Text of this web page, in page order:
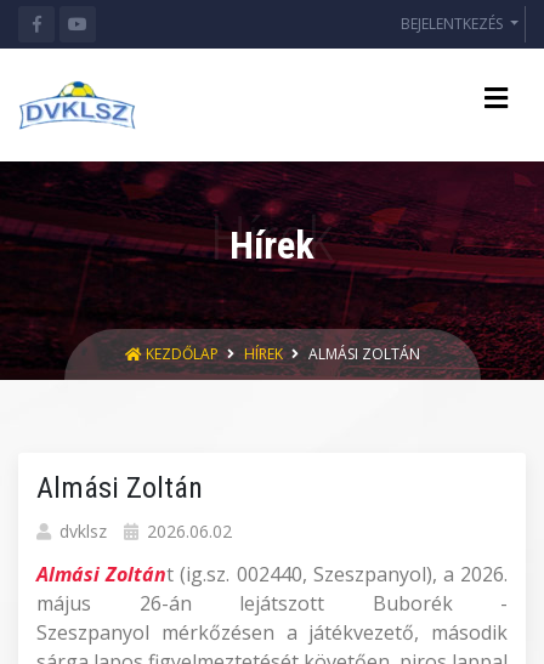
BEJELENTKEZÉS
Hírek
KEZDŐLAP HÍREK ALMÁSI ZOLTÁN
Almási Zoltán
dvklsz 2026.06.02
Almási Zoltánt (ig.sz. 002440, Szeszpanyol), a 2026.
május 26-án lejátszott Buborék -
Szeszpanyol mérkőzésen a játékvezető, második